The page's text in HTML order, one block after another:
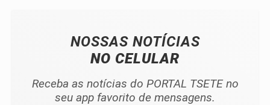
NOSSAS NOTÍCIAS
NO CELULAR
Receba as notícias do PORTAL TSETE no
seu app favorito de mensagens.